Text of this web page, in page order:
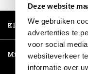
Deze website
We gebruiken
advertenties te
voor social
websiteverkeer
informatie over
Klantenservice
Mijn account